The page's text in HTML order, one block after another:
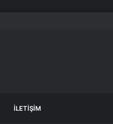
İLETIŞIM